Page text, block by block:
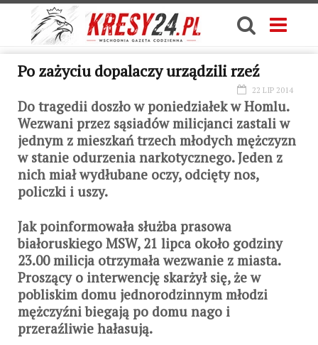
Po zażyciu dopalaczy urządzili rzeź
22 LIP 2014
Do tragedii doszło w poniedziałek w Homlu.
Wezwani przez sąsiadów milicjanci zastali w
jednym z mieszkań trzech młodych mężczyzn
w stanie odurzenia narkotycznego. Jeden z
nich miał wydłubane oczy, odcięty nos,
policzki i uszy.
Jak poinformowała służba prasowa
białoruskiego MSW, 21 lipca około godziny
23.00 milicja otrzymała wezwanie z miasta.
Proszący o interwencję skarżył się, że w
pobliskim domu jednorodzinnym młodzi
mężczyźni biegają po domu nago i
przeraźliwie hałasują.